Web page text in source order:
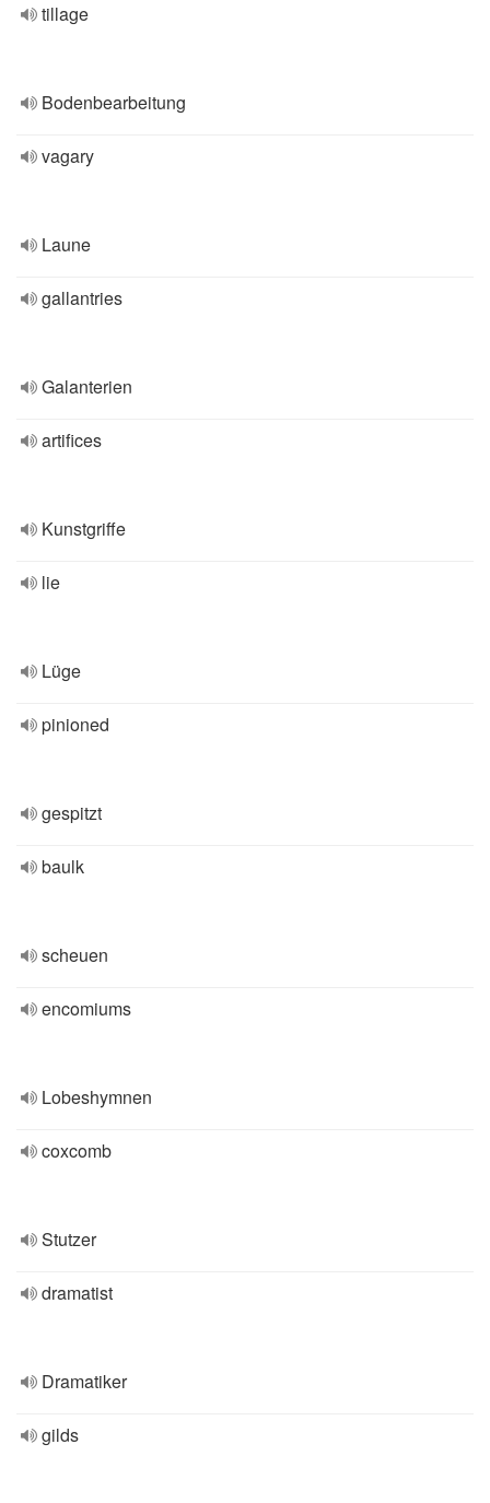
tillage
Bodenbearbeitung
vagary
Laune
gallantries
Galanterien
artifices
Kunstgriffe
lie
Lüge
pinioned
gespitzt
baulk
scheuen
encomiums
Lobeshymnen
coxcomb
Stutzer
dramatist
Dramatiker
gilds